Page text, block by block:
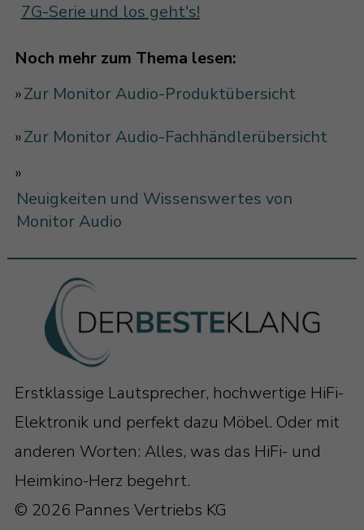
7G-Serie und los geht's!
Noch mehr zum Thema lesen:
»Zur Monitor Audio-Produktübersicht
»Zur Monitor Audio-Fachhändlerübersicht
»
Neuigkeiten und Wissenswertes von
Monitor Audio
Erstklassige Lautsprecher, hochwertige HiFi-
Elektronik und perfekt dazu Möbel. Oder mit
anderen Worten: Alles, was das HiFi- und
Heimkino-Herz begehrt.
© 2026 Pannes Vertriebs KG